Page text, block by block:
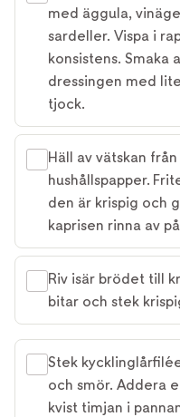
med äggula,
sardeller. Vispa i
konsistens. Smaka
dressingen med
tjock.
Häll av vätskan
hushållspapper.
den är krispig och
kaprisen rinna av
Riv isär brödet till
bitar och stek
Stek
och smör. Addera
kvist timjan i